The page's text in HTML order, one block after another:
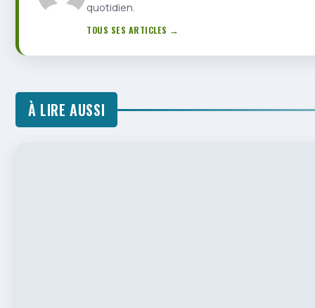
quotidien.
TOUS SES ARTICLES →
À LIRE AUSSI